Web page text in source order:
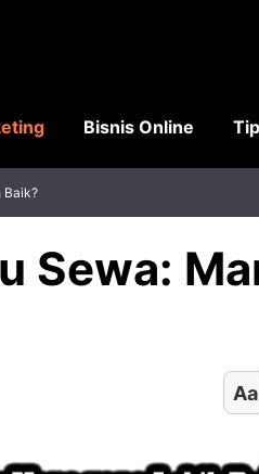
Bisnis Online
Baik?
Sewa:
Aa